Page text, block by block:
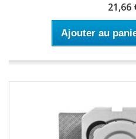
21,66
Ajouter au